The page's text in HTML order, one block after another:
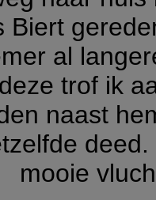
Biert
al
trof ik
naast
mooie